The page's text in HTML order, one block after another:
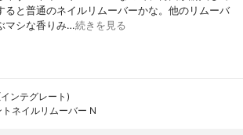
ると普通のネイルリムーバーかな。他のリムーバ
マシな香りみ…続きを見る
ンテグレート)
トネイルリムーバー N